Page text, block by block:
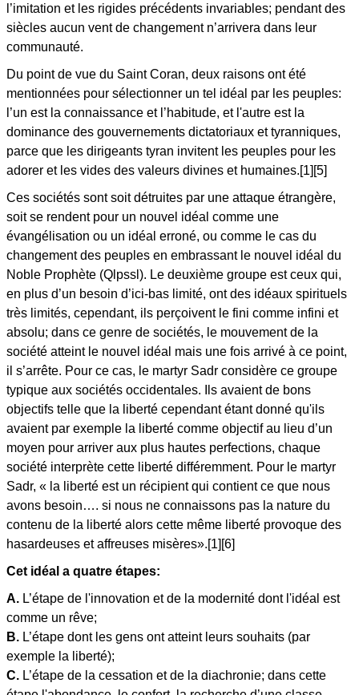
l’imitation et les rigides précédents invariables; pendant des
siècles aucun vent de changement n’arrivera dans leur
communauté.
Du point de vue du Saint Coran, deux raisons ont été
mentionnées pour sélectionner un tel idéal par les peuples:
l’un est la connaissance et l’habitude, et l'autre est la
dominance des gouvernements dictatoriaux et tyranniques,
parce que les dirigeants tyran invitent les peuples pour les
adorer et les vides des valeurs divines et humaines.[1][5]
Ces sociétés sont soit détruites par une attaque étrangère,
soit se rendent pour un nouvel idéal comme une
évangélisation ou un idéal erroné, ou comme le cas du
changement des peuples en embrassant le nouvel idéal du
Noble Prophète (Qlpssl). Le deuxième groupe est ceux qui,
en plus d’un besoin d’ici-bas limité, ont des idéaux spirituels
très limités, cependant, ils perçoivent le fini comme infini et
absolu; dans ce genre de sociétés, le mouvement de la
société atteint le nouvel idéal mais une fois arrivé à ce point,
il s’arrête. Pour ce cas, le martyr Sadr considère ce groupe
typique aux sociétés occidentales. Ils avaient de bons
objectifs telle que la liberté cependant étant donné qu'ils
avaient par exemple la liberté comme objectif au lieu d’un
moyen pour arriver aux plus hautes perfections, chaque
société interprète cette liberté différemment. Pour le martyr
Sadr, « la liberté est un récipient qui contient ce que nous
avons besoin…. si nous ne connaissons pas la nature du
contenu de la liberté alors cette même liberté provoque des
hasardeuses et affreuses misères».[1][6]
Cet idéal a quatre étapes:
A. L’étape de l'innovation et de la modernité dont l'idéal est
comme un rêve;
B. L’étape dont les gens ont atteint leurs souhaits (par
exemple la liberté);
C. L’étape de la cessation et de la diachronie; dans cette